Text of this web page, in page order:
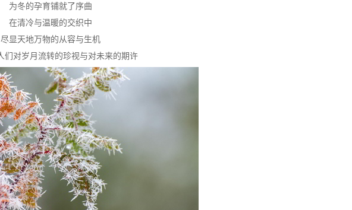
为冬的孕育铺就了序曲
在清冷与温暖的交织中
尽显天地万物的从容与生机
们对岁月流转的珍视与对未来的期许